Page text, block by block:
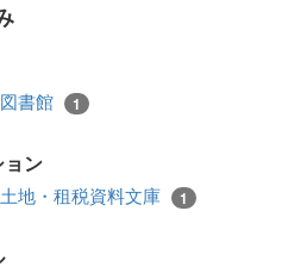
書館 1
ョン
地・租税資料文庫 1